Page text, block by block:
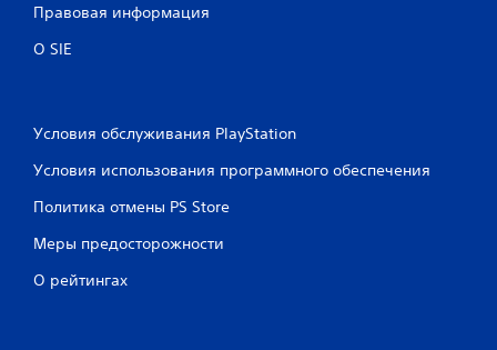
Правовая информация
О SIE
Условия обслуживания PlayStation
Условия использования программного обеспечения
Политика отмены PS Store
Меры предосторожности
О рейтингах